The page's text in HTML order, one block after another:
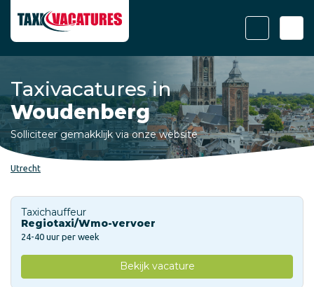
Taxivacatures in
Woudenberg
Solliciteer gemakklijk via onze website
Utrecht
Taxichauffeur
Regiotaxi/Wmo-vervoer
24-40 uur per week
Bekijk vacature